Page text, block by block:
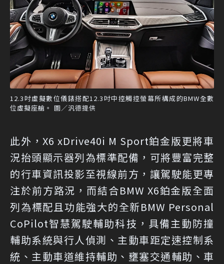
12.3吋虛擬數位儀錶搭配12.3吋中控觸控螢幕所構成的BMW全數
位虛擬座艙。 圖／汎德提供
此外，X6 xDrive40i M Sport鉑金版更將車
況抬頭顯示器列為標準配備，可將豐富完整
的行車資訊投影至視線前方，讓駕駛能更專
注於前方路況，而結合BMW X6鉑金版全面
列為標配且功能強大的全新BMW Personal
CoPilot智慧駕駛輔助科技，具備主動防撞
輔助系統與行人偵測、主動車距定速控制系
統、主動車道維持輔助、壅塞交通輔助、車